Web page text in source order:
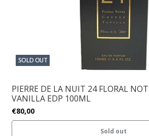
SOLD OUT
PIERRE DE LA NUIT 24 FLORAL
VANILLA EDP 100ML
€80,00
Sold out